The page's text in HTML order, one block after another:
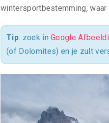
wintersportbestemming,
Tip: zoek inGoogle
(of Dolomites) en je zult